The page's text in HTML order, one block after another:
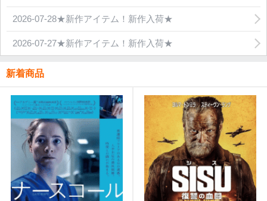
2026-07-28★新作アイテム！新作入荷★
2026-07-27★新作アイテム！新作入荷★
新着商品